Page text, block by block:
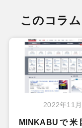
このコラ
2022年11
MINKABUで米